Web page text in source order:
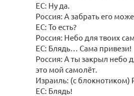
ЕС: Ну да.
Россия: А забрать его
ЕС: То есть?
Россия: Небо для твоих
ЕС: Блядь… Сама привези!
Россия: А ты закрыл небо
это мой самолёт.
Израиль: (с блокнотиком)
ЕС: Блядь!